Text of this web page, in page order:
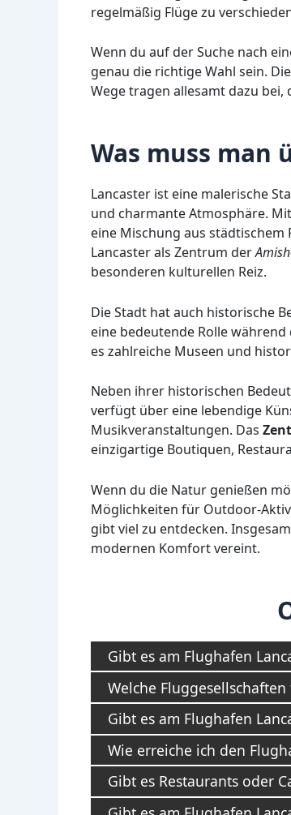
regelmäßig Flüge zu
Wenn du auf der Suche nach
genau die richtige Wahl sein.
Wege tragen allesamt dazu bei,
Was muss man
Lancaster ist eine malerische
und charmante Atmosphäre.
eine Mischung aus städtischem
Lancaster als Zentrum der
besonderen kulturellen Reiz.
Die Stadt hat auch historische
eine bedeutende Rolle
es zahlreiche Museen und
Neben ihrer historischen
verfügt über eine lebendige
Musikveranstaltungen. Das
einzigartige Boutiquen,
Wenn du die Natur genießen
Möglichkeiten für Outdoor-
gibt viel zu entdecken.
modernen Komfort vereint.
Gibt es am Flughafen
Welche
Gibt es am Flughafen
Wie erreiche ich den
Gibt es Restaurants oder